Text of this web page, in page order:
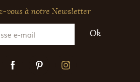
vous à notre Newsletter
Ok